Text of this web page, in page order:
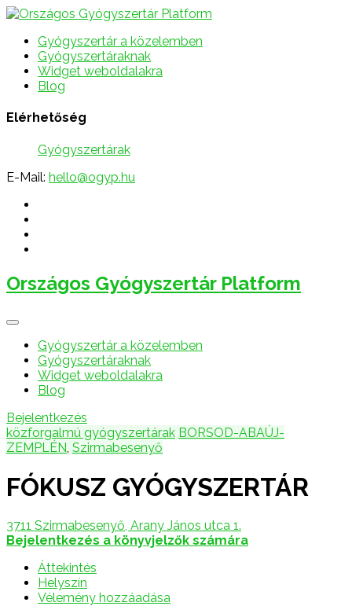
Gyógyszertár a közelemben
Gyógyszertáraknak
Widget weboldalakra
Blog
Elérhetőség
Gyógyszertárak
E-Mail: hello@ogyp.hu
Országos Gyógyszertár Platform
Gyógyszertár a közelemben
Gyógyszertáraknak
Widget weboldalakra
Blog
Bejelentkezés
közforgalmú gyógyszertárak BORSOD-ABAÚJ-
ZEMPLÉN, Szirmabesenyő
FÓKUSZ GYÓGYSZERTÁR
3711 Szirmabesenyő, Arany János utca 1.
Bejelentkezés a könyvjelzők számára
Áttekintés
Helyszín
Vélemény hozzáadása